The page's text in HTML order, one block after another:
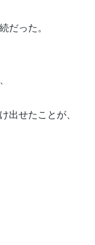
だった。
出せたことが、